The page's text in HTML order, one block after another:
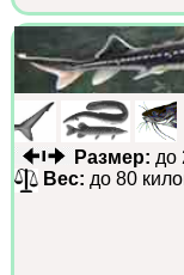
Размер: до
Вес: до 80